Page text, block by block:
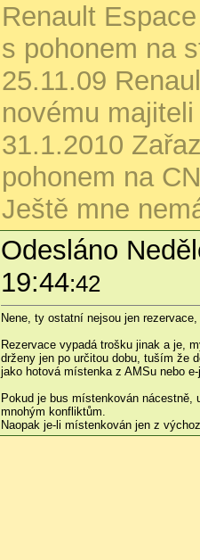
Renault
s pohonem na
25.11.09
novému majiteli
31.1.2010
pohonem na
Ještě mne
Odesláno
19:44:42
Nene, ty ostatní nejsou jen
Rezervace vypadá trošku jinak a je,
drženy jen po určitou dobu, tuším že
jako hotová místenka z AMSu nebo
Pokud je bus místenkován nácestně,
mnohým konfliktům.
Naopak je-li místenkován jen z